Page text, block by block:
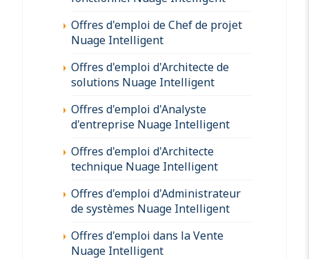
Offres d'emploi de Chef de projet
Nuage Intelligent
Offres d'emploi d'Architecte de
solutions Nuage Intelligent
Offres d'emploi d'Analyste
d'entreprise Nuage Intelligent
Offres d'emploi d'Architecte
technique Nuage Intelligent
Offres d'emploi d'Administrateur
de systèmes Nuage Intelligent
Offres d'emploi dans la Vente
Nuage Intelligent